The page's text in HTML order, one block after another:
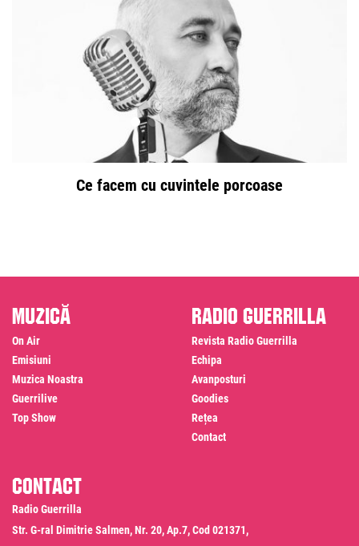
Ce facem cu cuvintele porcoase
Muzică
On Air
Emisiuni
Muzica Noastra
Guerrilive
Top Show
Radio Guerrilla
Revista Radio Guerrilla
Echipa
Avanposturi
Goodies
Rețea
Contact
Contact
Radio Guerrilla
Str. G-ral Dimitrie Salmen, Nr. 20, Ap.7, Cod 021371,